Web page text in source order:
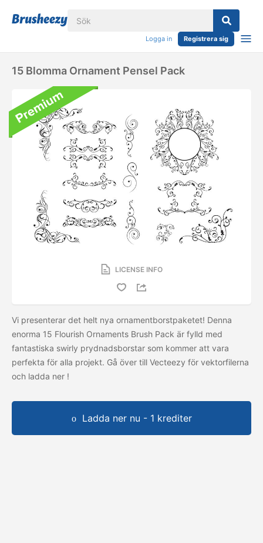
Logga in Registrera sig
15 Blomma Ornament Pensel Pack
LICENSE INFO
Vi presenterar det helt nya ornamentborstpaketet! Denna
enorma 15 Flourish Ornaments Brush Pack är fylld med
fantastiska swirly prydnadsborstar som kommer att vara
perfekta för alla projekt. Gå över till Vecteezy för vektorfilerna
och ladda ner !
Ladda ner nu - 1 krediter